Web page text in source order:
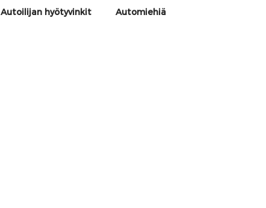
Autoilijan hyötyvinkit Automiehiä